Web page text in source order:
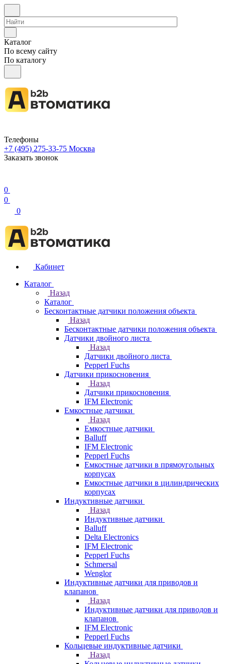
Каталог
По всему сайту
По каталогу
Телефоны
+7 (495) 275-33-75 Москва
Заказать звонок
0
0
0
Кабинет
Каталог
Назад
Каталог
Бесконтактные датчики положения объекта
Назад
Бесконтактные датчики положения объекта
Датчики двойного листа
Назад
Датчики двойного листа
Pepperl Fuchs
Датчики прикосновения
Назад
Датчики прикосновения
IFM Electronic
Емкостные датчики
Назад
Емкостные датчики
Balluff
IFM Electronic
Pepperl Fuchs
Емкостные датчики в прямоугольных
корпусах
Емкостные датчики в цилиндрических
корпусах
Индуктивные датчики
Назад
Индуктивные датчики
Balluff
Delta Electronics
IFM Electronic
Pepperl Fuchs
Schmersal
Wenglor
Индуктивные датчики для приводов и
клапанов
Назад
Индуктивные датчики для приводов и
клапанов
IFM Electronic
Pepperl Fuchs
Кольцевые индуктивные датчики
Назад